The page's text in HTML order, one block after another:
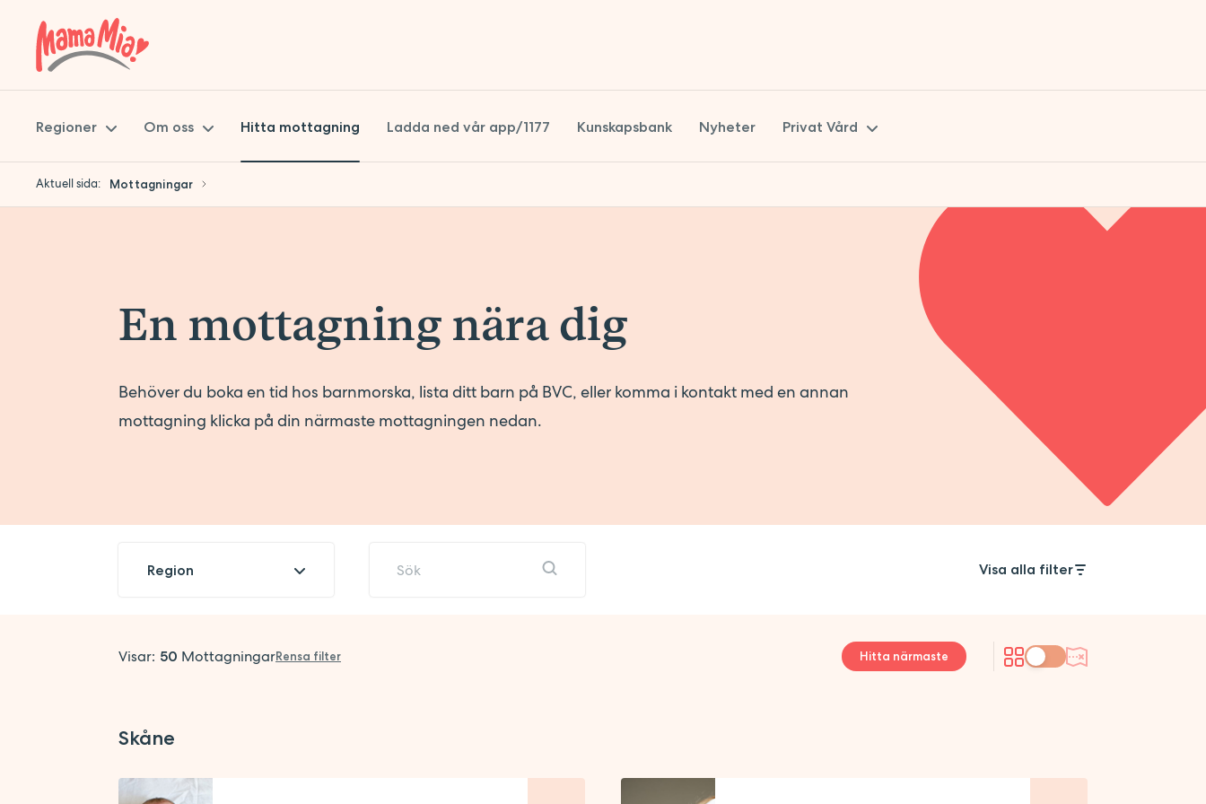
Regioner
Skåne
Om oss
Mama Mia
Synpunkter på vården
Att jobba på Mama Mia
Hitta mottagning Ladda ned vår app/1177 Kunskapsbank Nyheter Privat Vård
Skåne
Aktuell sida: Mottagningar
En mottagning nära dig
Behöver du boka en tid hos barnmorska, lista ditt barn på BVC, eller komma i kontakt med en annan
mottagning klicka på din närmaste mottagningen nedan.
Region
Uppsala
Visa alla filter
Region
Visar: 50 MottagningarRensa filter Hitta närmaste
Skåne